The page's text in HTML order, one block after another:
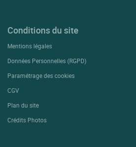
Conditions du site
Mentions légales
Données Personnelles (RGPD)
Paramétrage des cookies
CGV
Plan du site
Crédits Photos